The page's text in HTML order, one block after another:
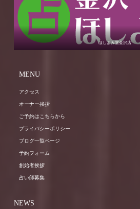
ほしよみ堂金沢店
MENU
アクセス
オーナー挨拶
ご予約はこちらから
プライバシーポリシー
ブログ一覧ページ
予約フォーム
創始者挨拶
占い師募集
NEWS